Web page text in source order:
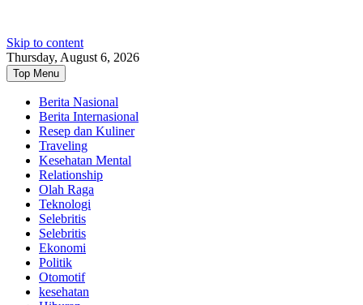
Skip to content
Thursday, August 6, 2026
Top Menu
Berita Nasional
Berita Internasional
Resep dan Kuliner
Traveling
Kesehatan Mental
Relationship
Olah Raga
Teknologi
Selebritis
Selebritis
Ekonomi
Politik
Otomotif
kesehatan